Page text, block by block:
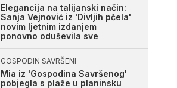
Elegancija na talijanski način:
Sanja Vejnović iz 'Divljih pčela'
novim ljetnim izdanjem
ponovno oduševila sve
GOSPODIN SAVRŠENI
Mia iz 'Gospodina Savršenog'
pobjegla s plaže u planinsku